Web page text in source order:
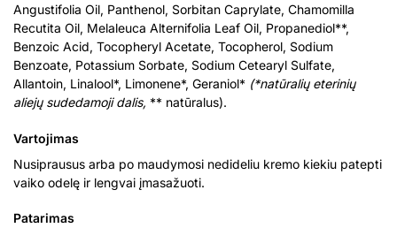
Angustifolia Oil, Panthenol, Sorbitan Caprylate, Chamomilla
Recutita Oil, Melaleuca Alternifolia Leaf Oil, Propanediol**,
Benzoic Acid, Tocopheryl Acetate, Tocopherol, Sodium
Benzoate, Potassium Sorbate, Sodium Cetearyl Sulfate,
Allantoin, Linalool*, Limonene*, Geraniol* (*natūralių eterinių
aliejų sudedamoji dalis, ** natūralus).
Vartojimas
Nusiprausus arba po maudymosi nedideliu kremo kiekiu patepti
vaiko odelę ir lengvai įmasažuoti.
Patarimas